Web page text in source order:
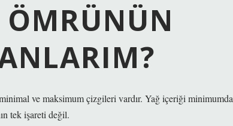
ve maksimum çizgileri vardır. Yağ içeriği minimumda
tek işareti değil.